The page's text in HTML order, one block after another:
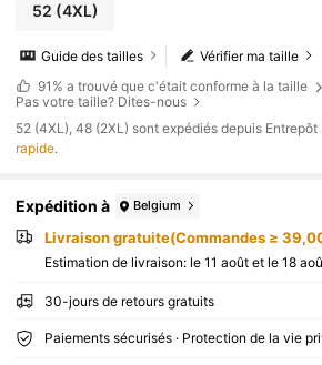
52 (4XL)
Vérifier ma taille
Guide des tailles
91% a trouvé que c'était conforme à la taille
Pas votre taille? Dites-nous
​52 (4XL), 48 (2XL) sont expédiés depuis Entrepôt
rapide.
Expédition à Belgium
Livraison gratuite(Commandes ≥
Estimation de livraison: le 11 août et le 18
30-jours de retours gratuits
Paiements sécurisés · Protection de la vie